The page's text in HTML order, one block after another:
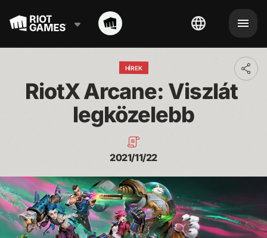
HÍREK
RiotX Arcane: Viszlát
legközelebb
2021/11/22